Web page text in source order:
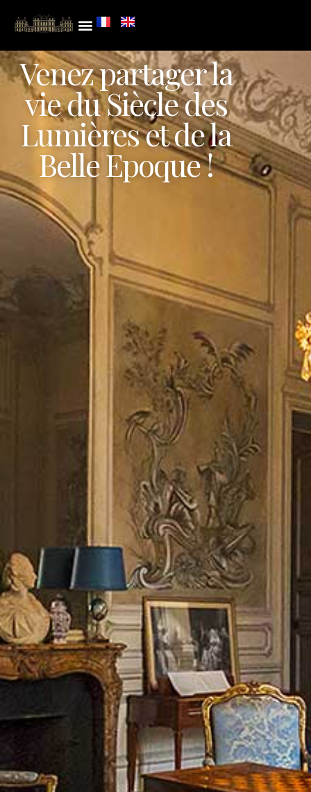
Venez partager la
vie du Siècle des
Lumières et de la
Belle Epoque !